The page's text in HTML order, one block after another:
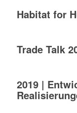
Habitat for
Trade Talk
2019 |